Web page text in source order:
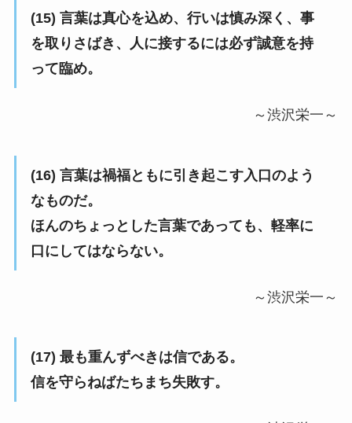
(15) 言葉は真心を込め、行いは慎み深く、事
を取りさばき、人に接するには必ず誠意を持
って臨め。
～渋沢栄一～
(16) 言葉は禍福ともに引き起こす入口のよう
なものだ。
ほんのちょっとした言葉であっても、軽率に
口にしてはならない。
～渋沢栄一～
(17) 最も重んずべきは信である。
信を守らねばたちまち失敗す。